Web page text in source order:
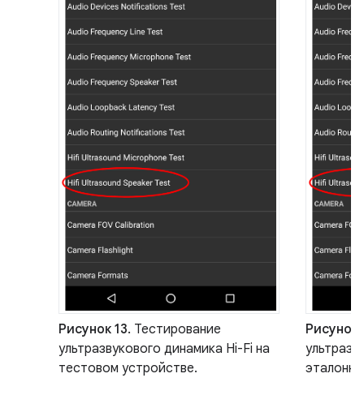
Рисунок 13. Тестирование
ультразвукового динамика Hi-Fi на
тестовом устройстве.
Рисунок